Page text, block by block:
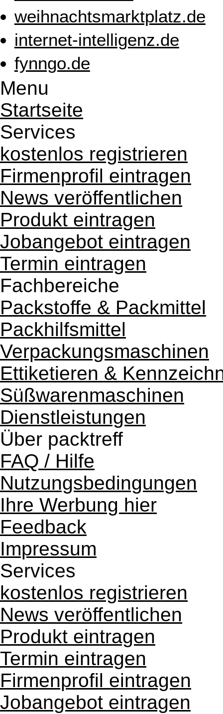
weihnachtsmarktplatz.de
internet-intelligenz.de
fynngo.de
Menu
Startseite
Services
kostenlos registrieren
Firmenprofil eintragen
News veröffentlichen
Produkt eintragen
Jobangebot eintragen
Termin eintragen
Fachbereiche
Packstoffe & Packmittel
Packhilfsmittel
Verpackungsmaschinen
Ettiketieren &
Süßwarenmaschinen
Dienstleistungen
Über packtreff
FAQ / Hilfe
Nutzungsbedingungen
Ihre Werbung hier
Feedback
Impressum
Services
kostenlos registrieren
News veröffentlichen
Produkt eintragen
Termin eintragen
Firmenprofil eintragen
Jobangebot eintragen